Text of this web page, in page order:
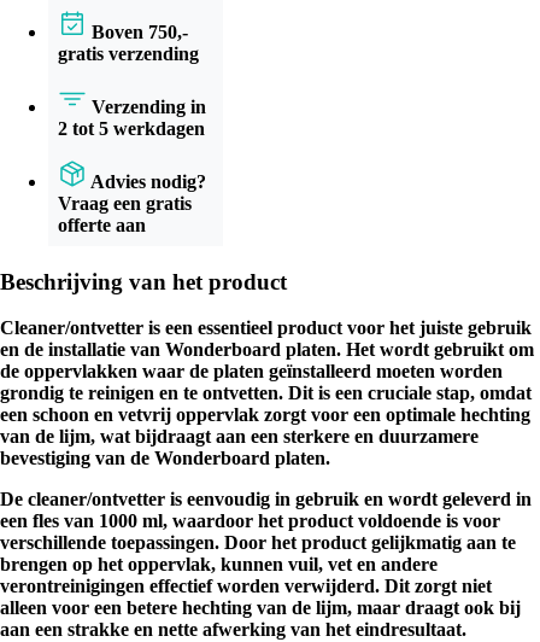
Boven 750,-
gratis verzending
Verzending in
2 tot 5 werkdagen
Advies nodig?
Vraag een gratis
offerte aan
Beschrijving van het product
Cleaner/ontvetter is een essentieel product voor het juiste gebruik
en de installatie van Wonderboard platen. Het wordt gebruikt om
de oppervlakken waar de platen geïnstalleerd moeten worden
grondig te reinigen en te ontvetten. Dit is een cruciale stap, omdat
een schoon en vetvrij oppervlak zorgt voor een optimale hechting
van de lijm, wat bijdraagt aan een sterkere en duurzamere
bevestiging van de Wonderboard platen.
De cleaner/ontvetter is eenvoudig in gebruik en wordt geleverd in
een fles van 1000 ml, waardoor het product voldoende is voor
verschillende toepassingen. Door het product gelijkmatig aan te
brengen op het oppervlak, kunnen vuil, vet en andere
verontreinigingen effectief worden verwijderd. Dit zorgt niet
alleen voor een betere hechting van de lijm, maar draagt ook bij
aan een strakke en nette afwerking van het eindresultaat.